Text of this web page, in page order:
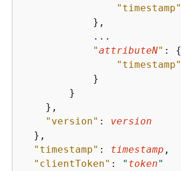
"timestamp"
            },
            ...
"attributeN" : {
"timestamp"
            }
        }
    },
"version" : version
  },
"timestamp" : timestamp ,
"clientToken" : " token"